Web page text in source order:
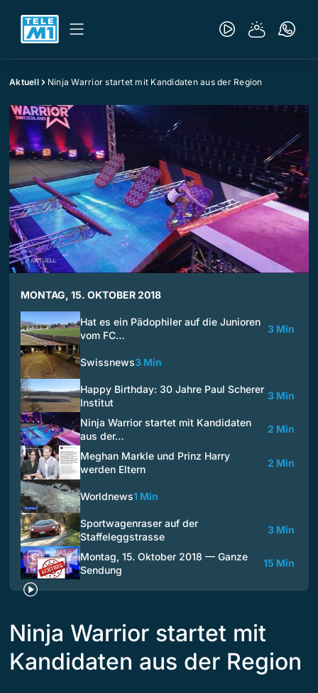
Aktuell Ninja Warrior startet mit Kandidaten aus der Region
MONTAG, 15. OKTOBER 2018
Hat es ein Pädophiler auf die Junioren
vom FC…
3 Min
Swissnews3 Min
Happy Birthday: 30 Jahre Paul Scherer
Institut
3 Min
Ninja Warrior startet mit Kandidaten
aus der…
2 Min
Meghan Markle und Prinz Harry
werden Eltern
2 Min
Worldnews1 Min
Sportwagenraser auf der
Staffeleggstrasse
3 Min
Montag, 15. Oktober 2018 — Ganze
Sendung
15 Min
Ninja Warrior startet mit
Kandidaten aus der Region